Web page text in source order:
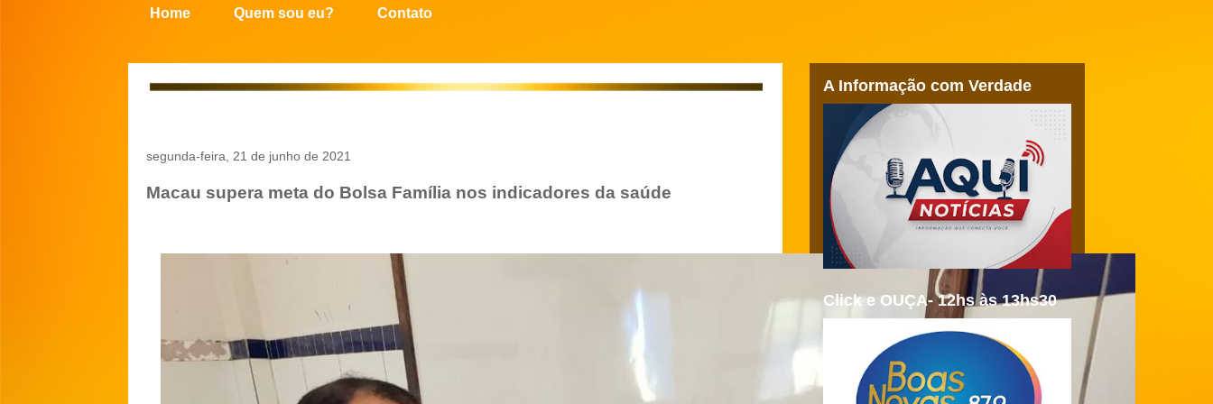
Home Quem sou eu? Contato
segunda-feira, 21 de junho de 2021
Macau supera meta do Bolsa Família nos indicadores da saúde
A Informação com Verdade
Click e OUÇA- 12hs às 13hs30